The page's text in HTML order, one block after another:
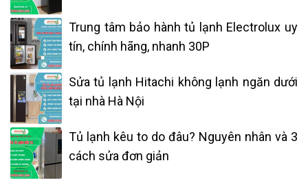
Trung tâm bảo hành tủ lạnh Electrolux uy
tín, chính hãng, nhanh 30P
Sửa tủ lạnh Hitachi không lạnh ngăn dưới
tại nhà Hà Nội
Tủ lạnh kêu to do đâu? Nguyên nhân và 3
cách sửa đơn giản